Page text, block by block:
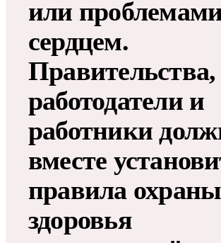
или
сердцем.
Правительства,
работодатели и
работники
вместе
правила охраны
здоровья